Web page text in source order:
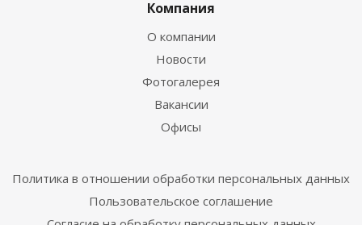
Компания
О компании
Новости
Фотогалерея
Вакансии
Офисы
Политика в отношении обработки персональных данных
Пользовательское соглашение